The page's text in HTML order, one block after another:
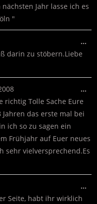
Jahr lasse ich es
"
darin zu stöbern.Liebe
…
richtig Tolle Sache Eure
das erste mal bei
ich so zu sagen ein
Frühjahr auf Euer neues
sehr vielversprechend.Es
…
Seite, habt ihr wirklich
…